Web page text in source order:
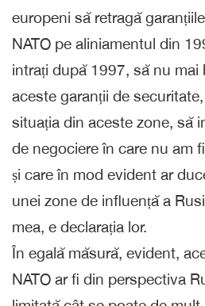
europeni să retragă
NATO pe aliniamentul din
intrați după 1997, să nu mai
aceste garanții de
situația din aceste zone, să
de negociere în care nu am
și care în mod evident ar
unei zone de influență a
mea, e declarația lor.
În egală măsură, evident,
NATO ar fi din perspectiva